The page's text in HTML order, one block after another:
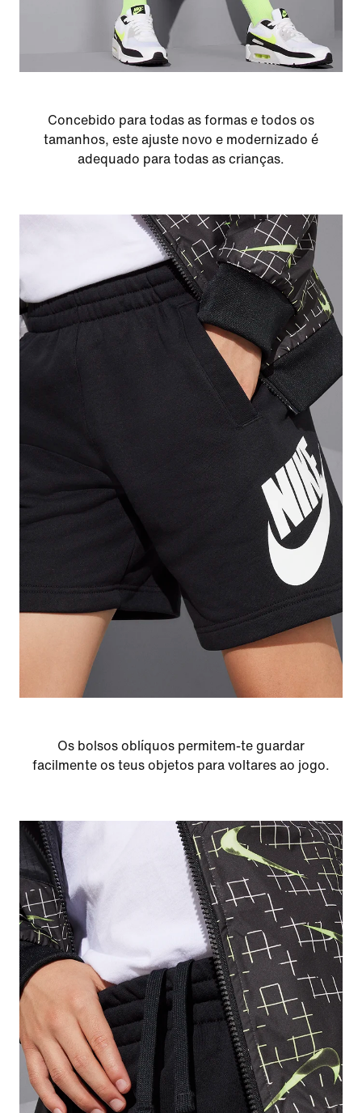
Concebido para todas as formas e todos os
tamanhos, este ajuste novo e modernizado é
adequado para todas as crianças.
Os bolsos oblíquos permitem-te guardar
facilmente os teus objetos para voltares ao jogo.